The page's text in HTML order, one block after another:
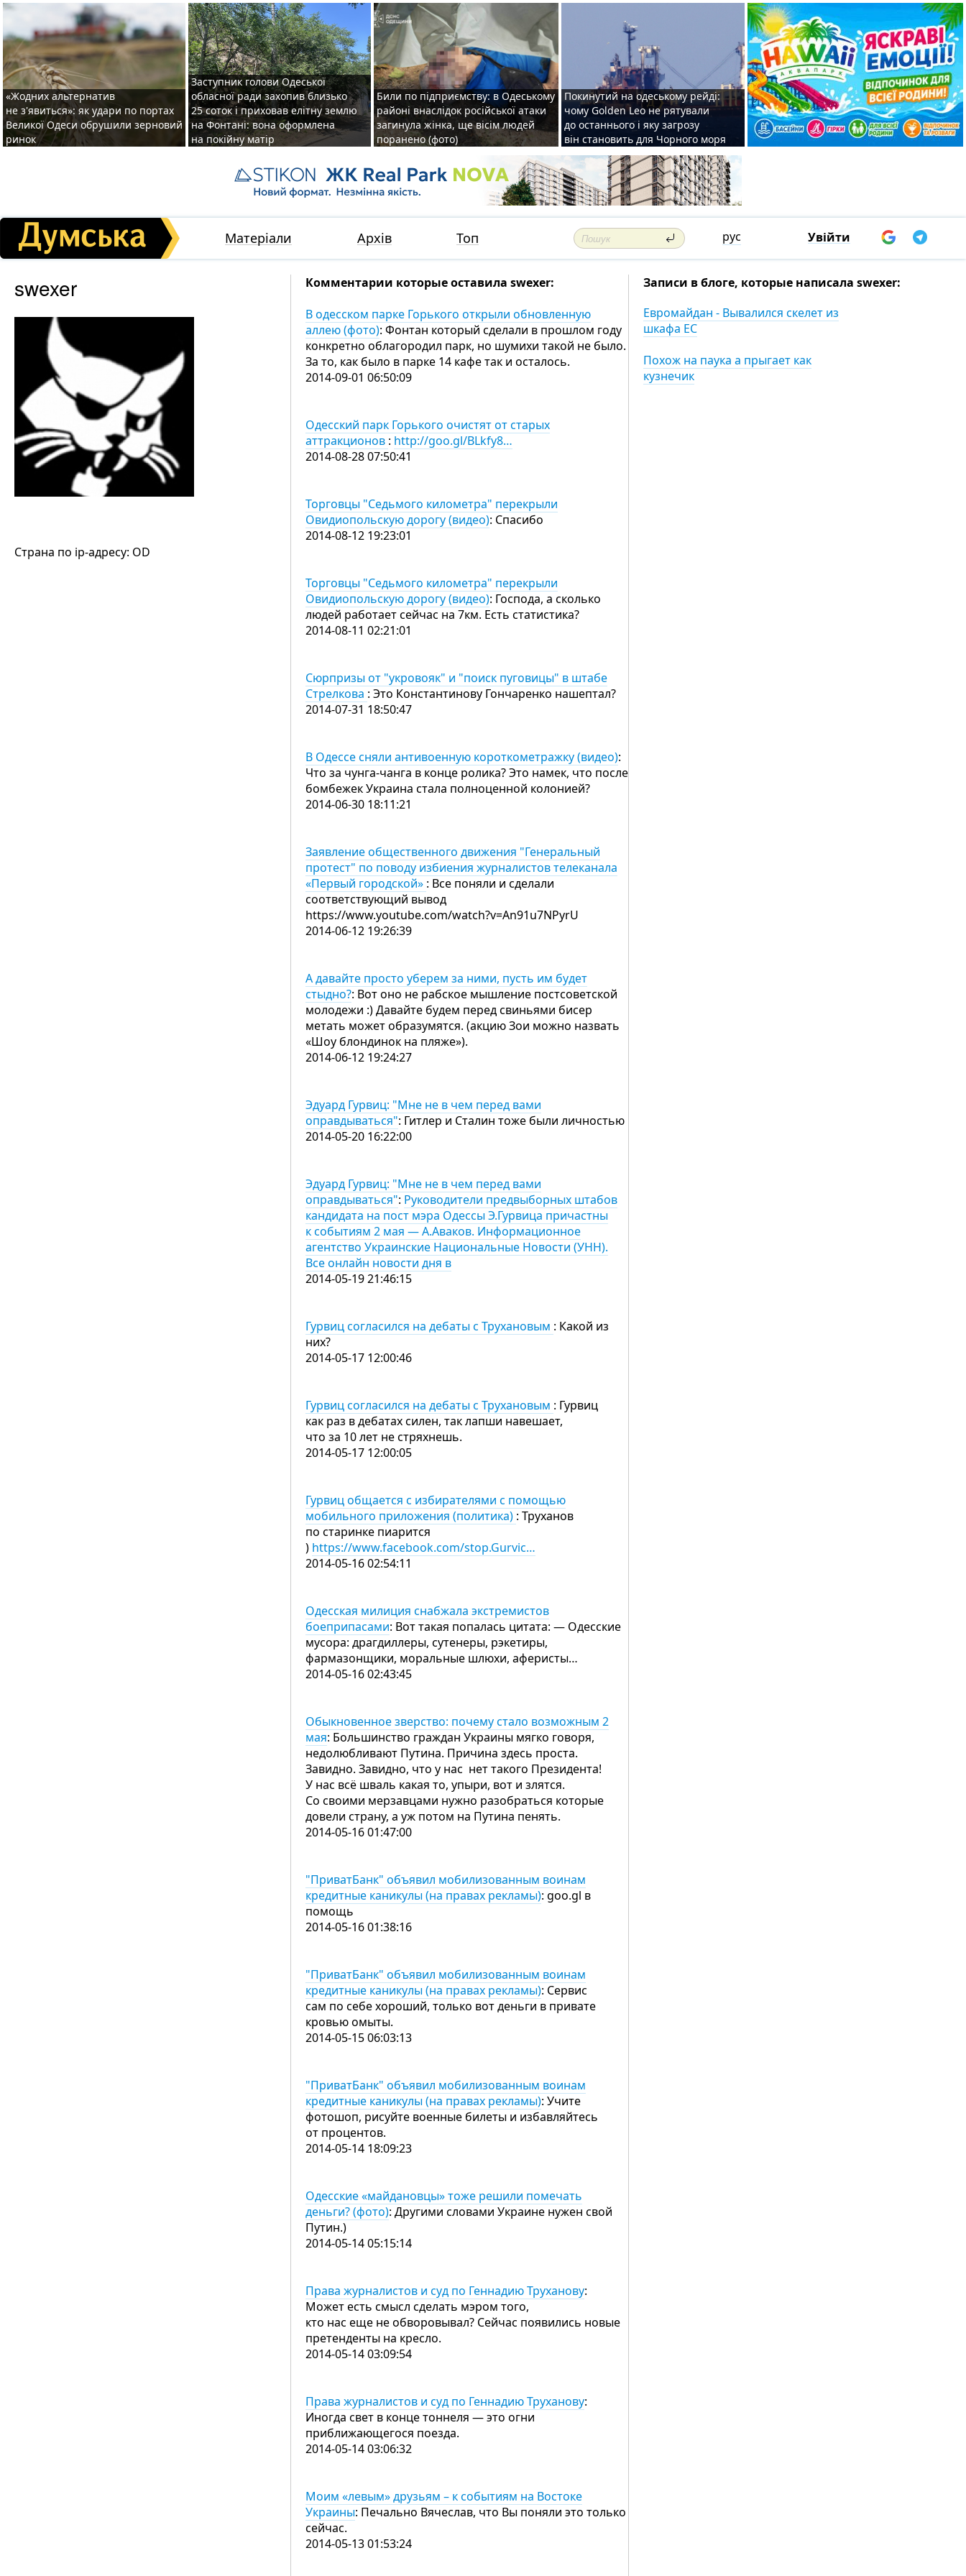
«Жодних альтернатив
не з'явиться»: як удари по портах
Великої Одеси обрушили зерновий
ринок
Заступник голови Одеської
обласної ради захопив близько
25 соток і приховав елітну землю
на Фонтані: вона оформлена
на покійну матір
Били по підприємству: в Одеському
районі внаслідок російської атаки
загинула жінка, ще вісім людей
поранено (фото)
Покинутий на одеському рейді:
чому Golden Leo не рятували
до останнього і яку загрозу
він становить для Чорного моря
Матеріали Архів Топ рус Увійти
swexer
Страна по ip-адресу: OD
Комментарии которые оставила swexer:
В одесском парке Горького открыли обновленную
аллею (фото): Фонтан который сделали в прошлом году
конкретно облагородил парк, но шумихи такой не было.
За то, как было в парке 14 кафе так и осталось.
2014-09-01 06:50:09
Одесский парк Горького очистят от старых
аттракционов : http://goo.gl/BLkfy8…
2014-08-28 07:50:41
Торговцы "Седьмого километра" перекрыли
Овидиопольскую дорогу (видео): Спасибо
2014-08-12 19:23:01
Торговцы "Седьмого километра" перекрыли
Овидиопольскую дорогу (видео): Господа, а сколько
людей работает сейчас на 7км. Есть статистика?
2014-08-11 02:21:01
Сюрпризы от "укровояк" и "поиск пуговицы" в штабе
Стрелкова : Это Константинову Гончаренко нашептал?
2014-07-31 18:50:47
В Одессе сняли антивоенную короткометражку (видео):
Что за чунга-чанга в конце ролика? Это намек, что после
бомбежек Украина стала полноценной колонией?
2014-06-30 18:11:21
Заявление общественного движения "Генеральный
протест" по поводу избиения журналистов телеканала
«Первый городской» : Все поняли и сделали
соответствующий вывод
https://www.youtube.com/watch?v=An91u7NPyrU
2014-06-12 19:26:39
А давайте просто уберем за ними, пусть им будет
стыдно?: Вот оно не рабское мышление постсоветской
молодежи :) Давайте будем перед свиньями бисер
метать может образумятся. (акцию Зои можно назвать
«Шоу блондинок на пляже»).
2014-06-12 19:24:27
Эдуард Гурвиц: "Мне не в чем перед вами
оправдываться": Гитлер и Сталин тоже были личностью
2014-05-20 16:22:00
Эдуард Гурвиц: "Мне не в чем перед вами
оправдываться": Руководители предвыборных штабов
кандидата на пост мэра Одессы Э.Гурвица причастны
к событиям 2 мая — А.Аваков. Информационное
агентство Украинские Национальные Новости (УНН).
Все онлайн новости дня в
2014-05-19 21:46:15
Гурвиц согласился на дебаты с Трухановым : Какой из
них?
2014-05-17 12:00:46
Гурвиц согласился на дебаты с Трухановым : Гурвиц
как раз в дебатах силен, так лапши навешает,
что за 10 лет не стряхнешь.
2014-05-17 12:00:05
Гурвиц общается с избирателями с помощью
мобильного приложения (политика) : Труханов
по старинке пиарится
) https://www.facebook.com/stop.Gurvic…
2014-05-16 02:54:11
Одесская милиция снабжала экстремистов
боеприпасами: Вот такая попалась цитата: — Одесские
мусора: драгдиллеры, сутенеры, рэкетиры,
фармазонщики, моральные шлюхи, аферисты…
2014-05-16 02:43:45
Обыкновенное зверство: почему стало возможным 2
мая: Большинство граждан Украины мягко говоря,
недолюбливают Путина. Причина здесь проста.
Завидно. Завидно, что у нас нет такого Президента!
У нас всё шваль какая то, упыри, вот и злятся.
Со своими мерзавцами нужно разобраться которые
довели страну, а уж потом на Путина пенять.
2014-05-16 01:47:00
"ПриватБанк" объявил мобилизованным воинам
кредитные каникулы (на правах рекламы): goo.gl в
помощь
2014-05-16 01:38:16
"ПриватБанк" объявил мобилизованным воинам
кредитные каникулы (на правах рекламы): Сервис
сам по себе хороший, только вот деньги в привате
кровью омыты.
2014-05-15 06:03:13
"ПриватБанк" объявил мобилизованным воинам
кредитные каникулы (на правах рекламы): Учите
фотошоп, рисуйте военные билеты и избавляйтесь
от процентов.
2014-05-14 18:09:23
Одесские «майдановцы» тоже решили помечать
деньги? (фото): Другими словами Украине нужен свой
Путин.)
2014-05-14 05:15:14
Права журналистов и суд по Геннадию Труханову:
Может есть смысл сделать мэром того,
кто нас еще не обворовывал? Сейчас появились новые
претенденты на кресло.
2014-05-14 03:09:54
Права журналистов и суд по Геннадию Труханову:
Иногда свет в конце тоннеля — это огни
приближающегося поезда.
2014-05-14 03:06:32
Моим «левым» друзьям – к событиям на Востоке
Украины: Печально Вячеслав, что Вы поняли это только
сейчас.
2014-05-13 01:53:24
Записи в блоге, которые написала swexer:
Евромайдан - Вывалился скелет из
шкафа ЕС
Похож на паука а прыгает как
кузнечик